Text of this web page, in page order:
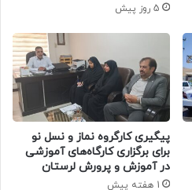
5 روز پیش
پیگیری کارگروه نماز و نسل نو
برای برگزاری کارگاه‌های آموزشی
در آموزش و پرورش لرستان
1 هفته پیش